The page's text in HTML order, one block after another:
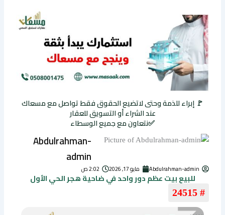
🚩 إبراء للذمة وحتى لاتضيع الحقوق فقط تواصل مع مسعاك
عند الشراء أو التسويق للعقار
✅نتعاون مع جميع الوسطاء
Abdulrahman-
admin
Abdulrahman-admin مايو 17, 2026 2:02 ص
للبيع بيت عظم دور واحد في ضاحية هجر الحي الأول
# 24515